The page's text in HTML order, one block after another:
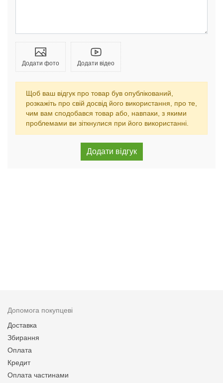
Додати фото Додати відео
Щоб ваш відгук про товар був опублікований,
розкажіть про свій досвід його використання, про те,
чим вам сподобався товар або, навпаки, з якими
проблемами ви зіткнулися при його використанні.
Допомога покупцеві
Доставка
Збирання
Оплата
Кредит
Оплата частинами